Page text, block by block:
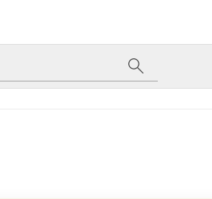
用户类型
联系支持部门
ArcUser
什么是 GIS？